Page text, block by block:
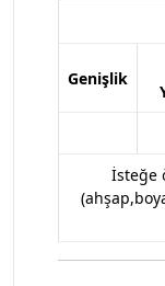
Genişlik
İsteğe